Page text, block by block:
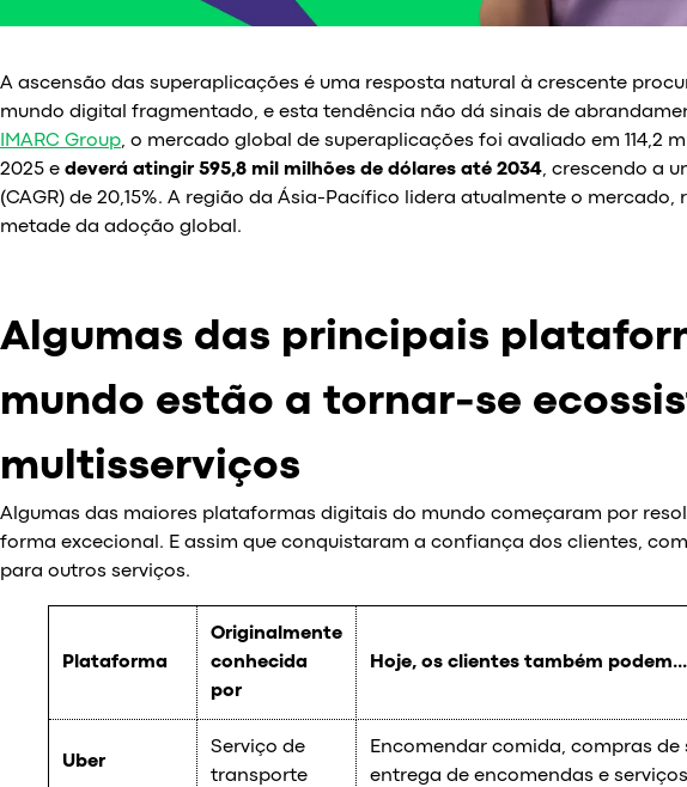
A ascensão das superaplicações é uma resposta natural à crescente
mundo digital fragmentado, e esta tendência não dá sinais de
IMARC Group, o mercado global de superaplicações foi avaliado em 114,2
2025 e deverá atingir 595,8 mil milhões de dólares até 2034, crescendo a
(CAGR) de 20,15%. A região da Ásia-Pacífico lidera atualmente o mercado,
metade da adoção global.
Algumas das principais
mundo estão a tornar-se
multisserviços
Algumas das maiores plataformas digitais do mundo começaram por
forma excecional. E assim que conquistaram a confiança dos clientes,
para outros serviços.
Plataforma
Originalmente
conhecida
por
Hoje, os clientes também podem...
Uber
Serviço de
transporte
Encomendar comida, compras de
entrega de encomendas e